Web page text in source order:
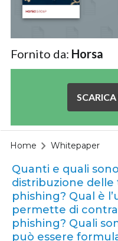
Fornito da: Horsa
Home Whitepaper
Quanti e quali
distribuzione
phishing? Qual è
permette di
phishing? Quali
può essere